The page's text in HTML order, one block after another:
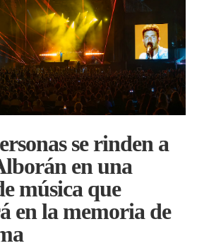
se rinden a
en una
música que
en la memoria de